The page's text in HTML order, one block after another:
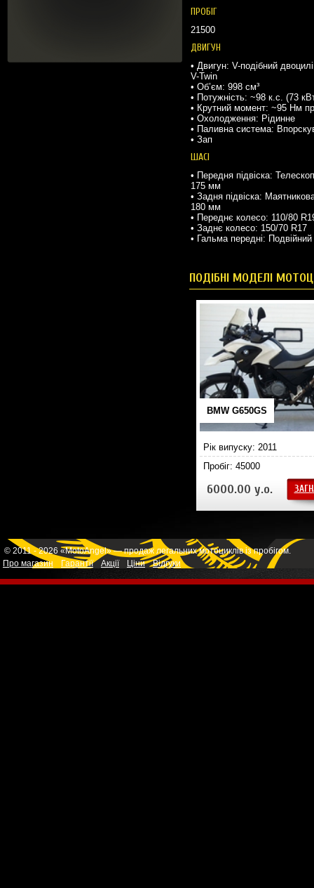
ПРОБІГ
21500
ДВИГУН
• Двигун: V-подібний
V-Twin
• Об’єм: 998 см³
• Потужність: ~98 к.с. (73
• Крутний момент: ~95 Нм
• Охолодження: Рідинне
• Паливна система:
• Зап
ШАСІ
• Передня підвіска:
175 мм
• Задня підвіска:
180 мм
• Переднє колесо: 110/80
• Заднє колесо: 150/70 R17
• Гальма передні:
ПОДІБНІ МОДЕЛІ
BMW G650GS
Рік випуску: 2011
Пробіг: 45000
6000.00 у.о.
© 2011 - 2026 «MotoAngel» — продаж легальних мотоциклів із пробігом.
Про магазин
Гарантії Акції Ціни Відгуки